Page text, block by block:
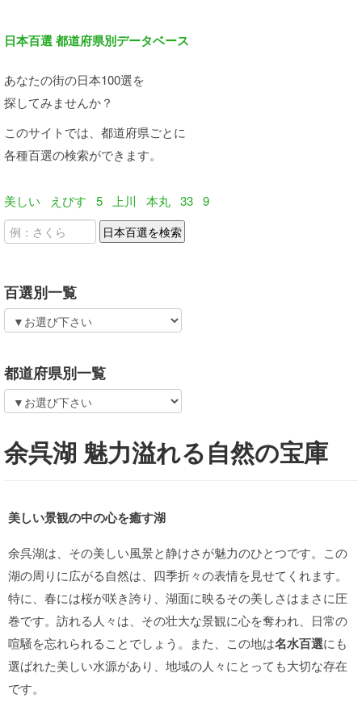
日本百選 都道府県別データベース
あなたの街の日本100選を
探してみませんか？
このサイトでは、都道府県ごとに
各種百選の検索ができます。
美しい えびす 5 上川 本丸 33 9
百選別一覧
都道府県別一覧
余呉湖 魅力溢れる自然の宝庫
美しい景観の中の心を癒す湖
余呉湖は、その美しい風景と静けさが魅力のひとつです。この
湖の周りに広がる自然は、四季折々の表情を見せてくれます。
特に、春には桜が咲き誇り、湖面に映るその美しさはまさに圧
巻です。訪れる人々は、その壮大な景観に心を奪われ、日常の
喧騒を忘れられることでしょう。また、この地は名水百選にも
選ばれた美しい水源があり、地域の人々にとっても大切な存在
です。